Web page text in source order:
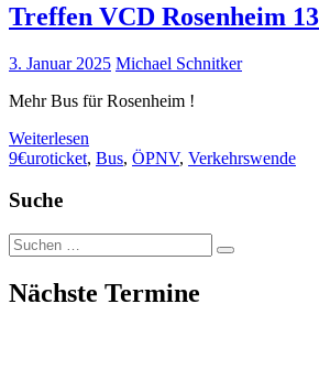
Treffen VCD Rosenheim
3. Januar 2025 Michael Schnitker
Mehr Bus für Rosenheim !
Weiterlesen
9€uroticket, Bus, ÖPNV, Verkehrswende
Suche
Suche
nach:
Nächste Termine